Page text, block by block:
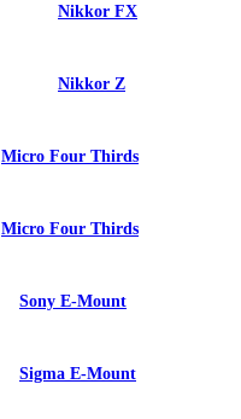
Nikkor FX
Nikkor Z
Micro Four Thirds
Micro Four Thirds
Sony E-Mount
Sigma E-Mount